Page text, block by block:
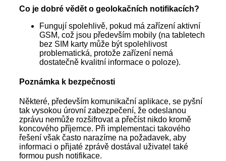
Co je dobré vědět o geolokačních notifikacích?
Fungují spolehlivě, pokud má zařízení aktivní
GSM, což jsou především mobily (na tabletech
bez SIM karty může být spolehlivost
problematická, protože zařízení nemá
dostatečně kvalitní informace o poloze).
Poznámka k bezpečnosti
Některé, především komunikační aplikace, se pyšní
tak vysokou úrovní zabezpečení, že odeslanou
zprávu nemůže rozšifrovat a přečíst nikdo kromě
koncového příjemce. Při implementaci takového
řešení však často narazíme na požadavek, aby
informaci o přijaté zprávě dostával uživatel také
formou push notifikace.